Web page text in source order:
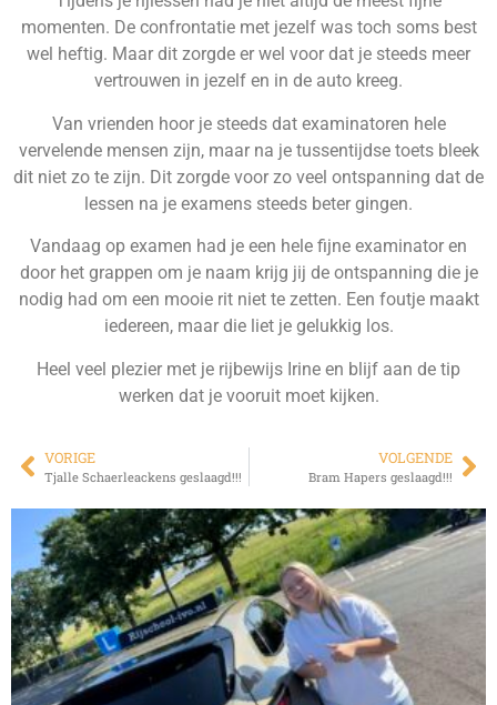
momenten. De confrontatie met jezelf was toch soms best
wel heftig. Maar dit zorgde er wel voor dat je steeds meer
vertrouwen in jezelf en in de auto kreeg.
Van vrienden hoor je steeds dat examinatoren hele
vervelende mensen zijn, maar na je tussentijdse toets bleek
dit niet zo te zijn. Dit zorgde voor zo veel ontspanning dat de
lessen na je examens steeds beter gingen.
Vandaag op examen had je een hele fijne examinator en
door het grappen om je naam krijg jij de ontspanning die je
nodig had om een mooie rit niet te zetten. Een foutje maakt
iedereen, maar die liet je gelukkig los.
Heel veel plezier met je rijbewijs Irine en blijf aan de tip
werken dat je vooruit moet kijken.
VORIGE
Tjalle Schaerleackens geslaagd!!!
VOLGENDE
Bram Hapers geslaagd!!!